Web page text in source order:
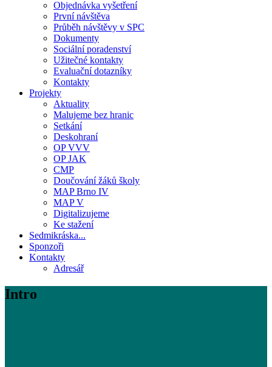
Objednávka vyšetření
První návštěva
Průběh návštěvy v SPC
Dokumenty
Sociální poradenství
Užitečné kontakty
Evaluační dotazníky
Kontakty
Projekty
Aktuality
Malujeme bez hranic
Setkání
Deskohraní
OP VVV
OP JAK
CMP
Doučování žáků školy
MAP Brno IV
MAP V
Digitalizujeme
Ke stažení
Sedmikráska...
Sponzoři
Kontakty
Adresář
Intro